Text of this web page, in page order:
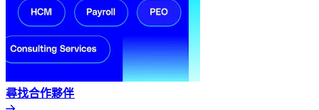
尋找合作夥伴​​